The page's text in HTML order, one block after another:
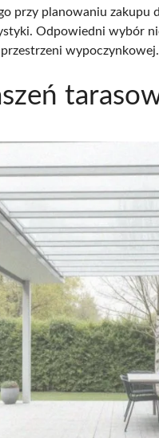
przy planowaniu zakupu
Odpowiedni wybór
wypoczynkowej.